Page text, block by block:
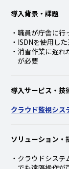
導入背景・課題
職員が庁舎に行
ISDNを使用し
消雪作業に遅れ
が必要
導入サービス・技
クラウド監視シス
ソリューション・
クラウドシステ